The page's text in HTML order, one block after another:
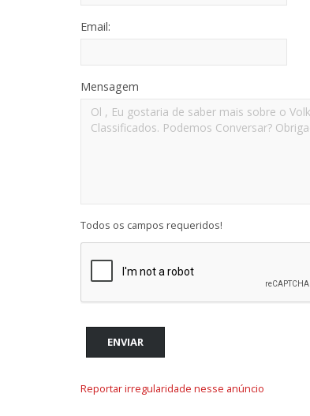
Email:
Mensagem
Todos os campos requeridos!
ENVIAR
Reportar irregularidade nesse anúncio